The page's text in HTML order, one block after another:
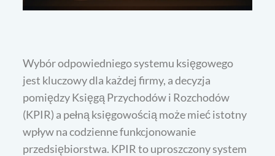
Wybór odpowiedniego systemu księgowego
jest kluczowy dla każdej firmy, a decyzja
pomiędzy Księgą Przychodów i Rozchodów
(KPIR) a pełną księgowością może mieć istotny
wpływ na codzienne funkcjonowanie
przedsiębiorstwa. KPIR to uproszczony system